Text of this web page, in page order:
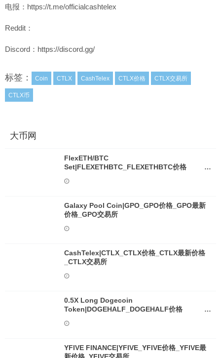
电报：https://t.me/officialcashtelex
Reddit：
Discord：https://discord.gg/
标签： Coin CTLX CashTelex CTLX价格 CTLX交易所
CTLX币
大币网
FlexETH/BTC
Set|FLEXETHBTC_FLEXETHBTC价格
所
Galaxy Pool Coin|GPO_GPO价格_GPO最新
价格_GPO交易所
CashTelex|CTLX_CTLX价格_CTLX最新价格
_CTLX交易所
0.5X Long Dogecoin
Token|DOGEHALF_DOGEHALF价格
YFIVE FINANCE|YFIVE_YFIVE价格_YFIVE最